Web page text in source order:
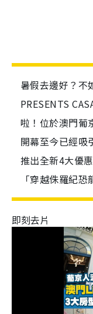
暑假去邊好？不
PRESENTS
啦！位於澳門葡
開幕至今已經吸
推出全新4大優
「穿越侏羅紀
即刻去片